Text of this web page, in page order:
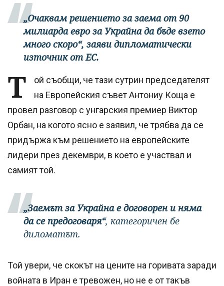
„Очаквам решението за заема от 90
милиарда евро за Украйна да бъде взето
много скоро“, заяви дипломатически
източник от ЕС.
Т
ой съобщи, че тази сутрин председателят
на Европейския съвет Антониу Коща е
провел разговор с унгарския премиер Виктор
Орбан, на когото ясно е заявил, че трябва да се
придържа към решението на европейските
лидери през декември, в което е участвал и
самият той.
„Заемът за Украйна е договорен и няма
да се предоговаря“, категоричен бе
диломатът.
Той увери, че скокът на цените на горивата заради
войната в Иран е тревожен, но не е от такъв